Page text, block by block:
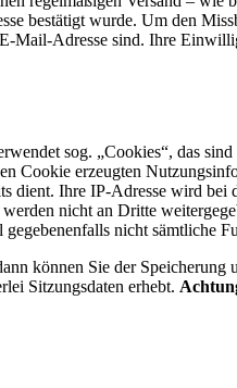
bestätigt wurde. Um den
Mail-Adresse sind. Ihre
sog. „Cookies“, das
Cookie erzeugten
dient. Ihre IP-Adresse wird
nicht an Dritte
nicht sämtliche
kön­nen Sie der
Sit­zungs­da­ten erhebt.